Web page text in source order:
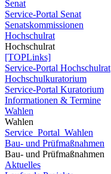
Senat
Service-Portal Senat
Senatskommissionen
Hochschulrat
Hochschulrat
[TOPLinks]
Service-Portal Hochschulrat
Hochschulkuratorium
Service-Portal Kuratorium
Informationen & Termine
Wahlen
Wahlen
Service_Portal_Wahlen
Bau- und Prüfmaßnahmen
Bau- und Prüfmaßnahmen
Aktuelles